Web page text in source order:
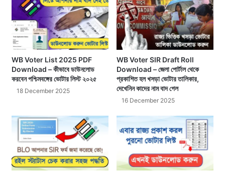
WB Voter List 2025 PDF
Download – কীভাবে ডাউনলোড
করবেন পশ্চিমবঙ্গের ভোটার লিস্ট ২০২৫
18 December 2025
WB Voter SIR Draft Roll
Download – জেলা পোর্টাল থেকে
প্রকাশিত হল খসড়া ভোটার তালিকার,
দেখেনিন কাদের নাম বাদ গেল
16 December 2025